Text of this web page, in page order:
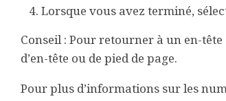
Lorsque vous avez terminé,
Conseil : Pour retourner à un en-
d’en-tête ou de pied de page.
Pour plus d’informations sur les